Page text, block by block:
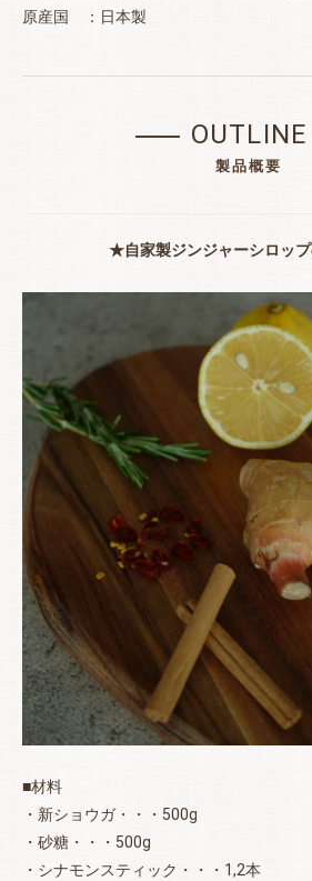
原産国 ：日本製
OUTLINE
製品概要
★自家製ジンジャーシロッ
■材料
・新ショウガ・・・500g
・砂糖・・・500g
・シナモンスティック・・・1,2本